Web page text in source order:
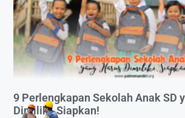
9 Perlengkapan Sekolah Anak SD
Dimiliki, Siapkan!